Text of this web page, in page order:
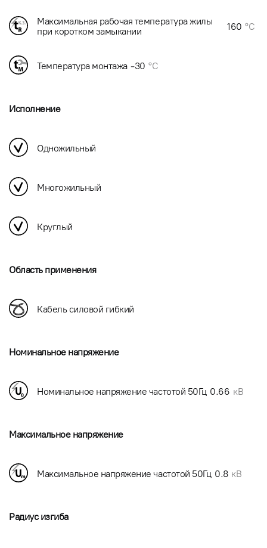
Максимальная рабочая температура жилы
при коротком замыкании
160 °C
Температура монтажа -30 °C
Исполнение
Одножильный
Многожильный
Круглый
Область применения
Кабель силовой гибкий
Номинальное напряжение
Номинальное напряжение частотой 50Гц 0.66 кВ
Максимальное напряжение
Максимальное напряжение частотой 50Гц 0.8 кВ
Радиус изгиба